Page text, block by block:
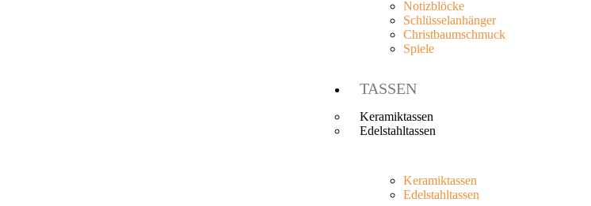
Notizblöcke
Schlüsselanhänger
Christbaumschmuck
Spiele
TASSEN
Keramiktassen
Edelstahltassen
Keramiktassen
Edelstahltassen